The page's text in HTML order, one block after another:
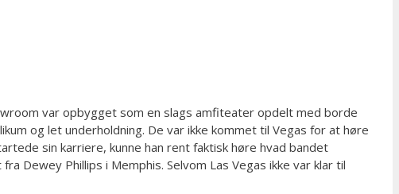
var opbygget som en slags amfiteater opdelt med borde
og let underholdning. De var ikke kommet til Vegas for at høre
sin karriere, kunne han rent faktisk høre hvad bandet
Dewey Phillips i Memphis. Selvom Las Vegas ikke var klar til